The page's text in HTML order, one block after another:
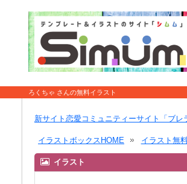
ろくちゃ さんの無料イラスト
新サイト恋愛コミュニティーサイト「ブレ
イラストボックスHOME イラスト無
イラスト